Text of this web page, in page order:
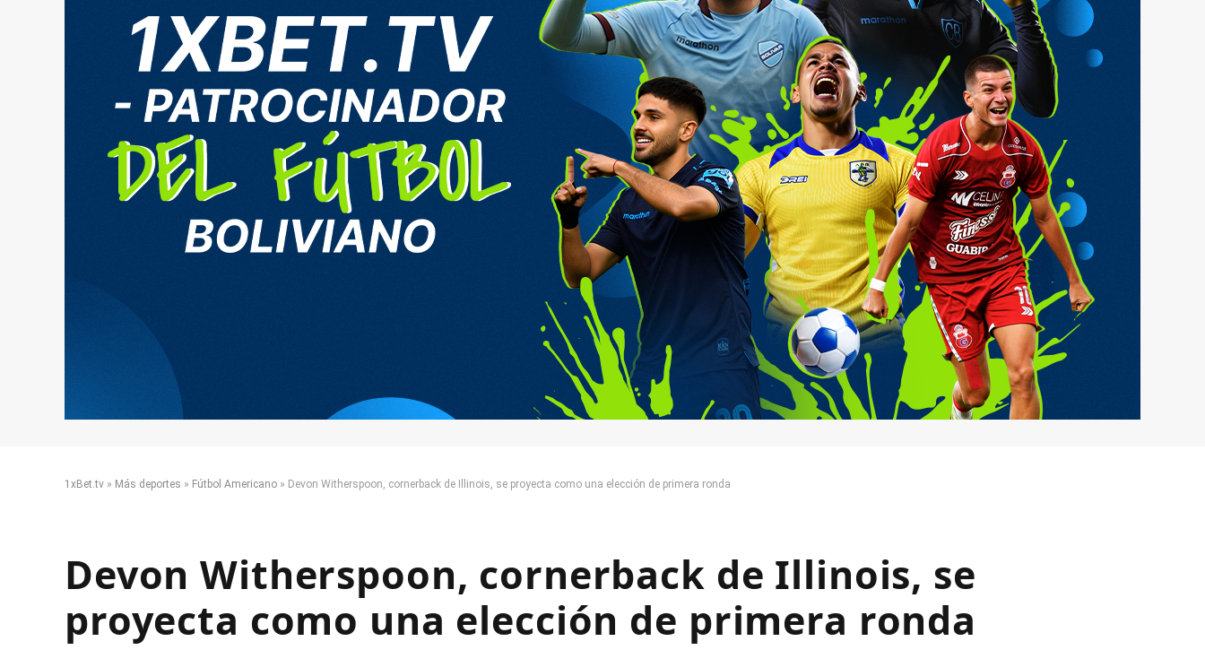
1xBet.tv » Más deportes » Fútbol Americano » Devon Witherspoon, cornerback de Illinois, se proyecta como una elección de primera ronda
Devon Witherspoon, cornerback de Illinois, se
proyecta como una elección de primera ronda